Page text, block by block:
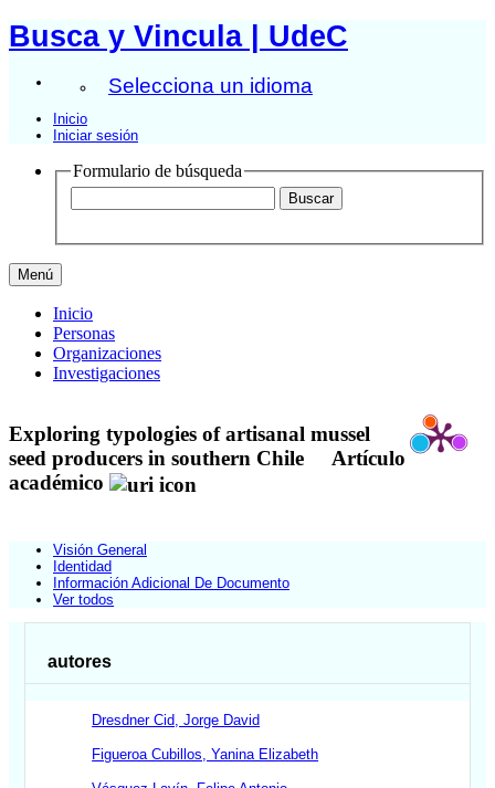
Busca y Vincula | UdeC
Selecciona un idioma
Inicio
Iniciar sesión
Formulario de búsqueda
Menú
Inicio
Personas
Organizaciones
Investigaciones
Exploring typologies of artisanal mussel
seed producers in southern Chile
Artículo
académico
Visión General
Identidad
Información Adicional De Documento
Ver todos
autores
Dresdner Cid, Jorge David
Figueroa Cubillos, Yanina Elizabeth